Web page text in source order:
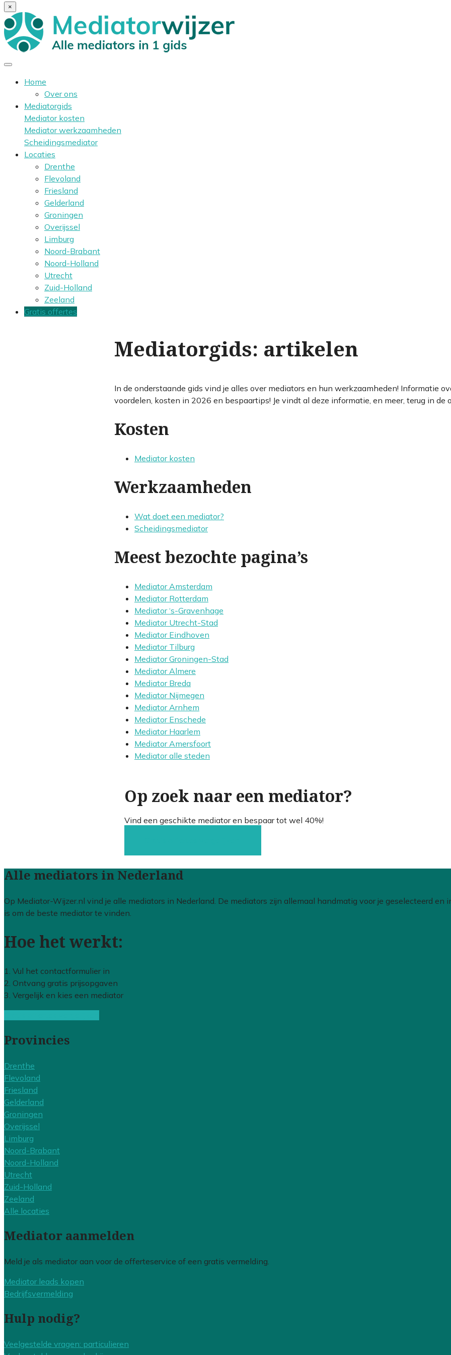
×
Home
Over ons
Mediatorgids
Mediator kosten
Mediator werkzaamheden
Scheidingsmediator
Locaties
Drenthe
Flevoland
Friesland
Gelderland
Groningen
Overijssel
Limburg
Noord-Brabant
Noord-Holland
Utrecht
Zuid-Holland
Zeeland
Gratis offertes
Mediatorgids: artikelen
In de onderstaande gids vind je alles over mediators en hun werkzaamheden! Informatie
voordelen, kosten in 2026 en bespaartips! Je vindt al deze informatie, en meer, terug in de
Kosten
Mediator kosten
Werkzaamheden
Wat doet een mediator?
Scheidingsmediator
Meest bezochte pagina’s
Mediator Amsterdam
Mediator Rotterdam
Mediator ‘s-Gravenhage
Mediator Utrecht-Stad
Mediator Eindhoven
Mediator Tilburg
Mediator Groningen-Stad
Mediator Almere
Mediator Breda
Mediator Nijmegen
Mediator Arnhem
Mediator Enschede
Mediator Haarlem
Mediator Amersfoort
Mediator alle steden
Op zoek naar een mediator?
Vind een geschikte mediator en bespaar tot wel 40%!
Alle mediators in Nederland
Op Mediator-Wijzer.nl vind je alle mediators in Nederland. De mediators zijn allemaal handmatig voor je geselecteerd
is om de beste mediator te vinden.
Hoe het werkt:
1. Vul het contactformulier in
2. Ontvang gratis prijsopgaven
3. Vergelijk en kies een mediator
Provincies
Drenthe
Flevoland
Friesland
Gelderland
Groningen
Overijssel
Limburg
Noord-Brabant
Noord-Holland
Utrecht
Zuid-Holland
Zeeland
Alle locaties
Mediator aanmelden
Meld je als mediator aan voor de offerteservice of een gratis vermelding.
Mediator leads kopen
Bedrijfsvermelding
Hulp nodig?
Veelgestelde vragen: particulieren